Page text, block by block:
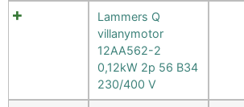
Lammers Q
villanymotor
12AA562-2
0,12kW 2p 56 B34
230/400 V